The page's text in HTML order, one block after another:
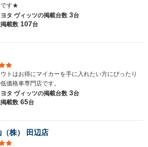
です★
ヨタ ヴィッツの掲載台数 3台
載数 107台
トはお得にマイカーを手に入れたい方にぴったり
価格車専門店です。
ヨタ ヴィッツの掲載台数 3台
載数 65台
株） 田辺店